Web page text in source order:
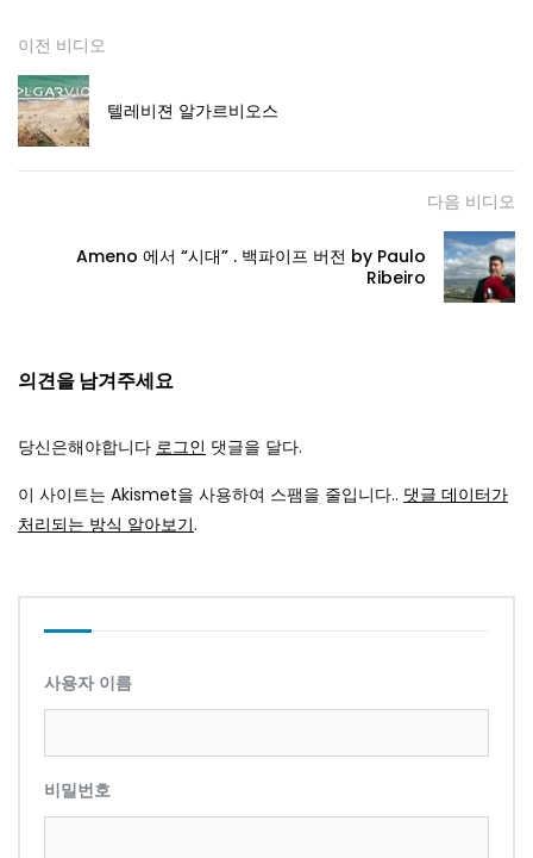
para o público
Prepare-se para uma noite repleta de música de
qualidade
Ribeiro,apresentam tributo a Michael Bublé,prometem
levar toda a plateia a uma viagem musical natalícia
relembrando os grandes sucessos do artista
e criando novas memórias para o Natal .
이전 비디오
텔레비젼 알가르비오스
다음 비디오
Ameno 에서 “시대” . 백파이프 버전 by Paulo
Ribeiro
의견을 남겨주세요
당신은해야합니다 로그인 댓글을 달다.
이 사이트는 Akismet을 사용하여 스팸을 줄입니다.. 댓글 데이터가
처리되는 방식 알아보기.
사용자 이름
비밀번호